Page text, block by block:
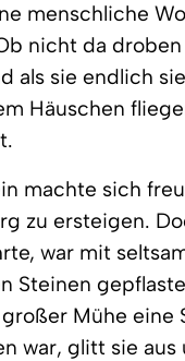
menschliche
nicht da
als sie endlich
Häuschen
machte sich
zu ersteigen.
war mit
Steinen
Mühe eine
war, glitt sie aus